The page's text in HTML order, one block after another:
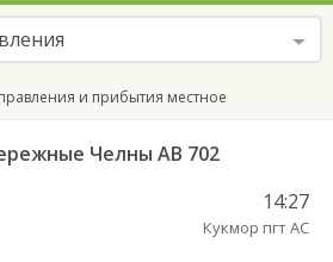
и прибытия местное
Челны АВ 702
14:27
Кукмор пгт АС